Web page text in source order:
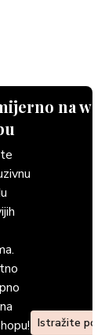
na
Istražite